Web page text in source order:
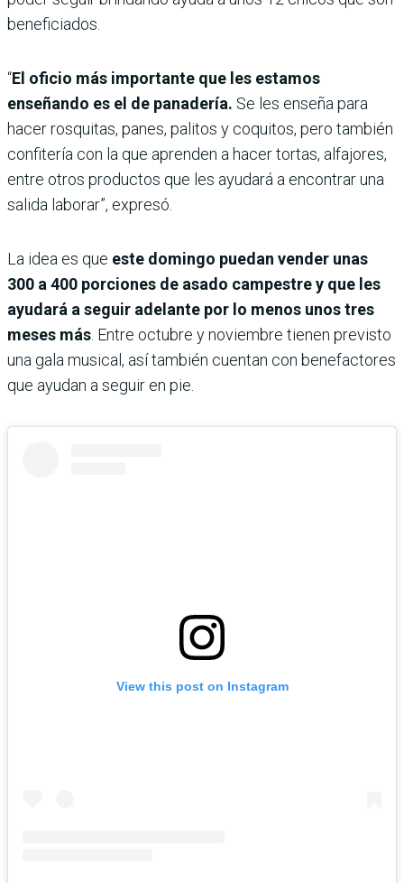
beneficiados.
“El oficio más importante que les estamos
enseñando es el de panadería. Se les enseña para
hacer rosquitas, panes, palitos y coquitos, pero también
confitería con la que aprenden a hacer tortas, alfajores,
entre otros productos que les ayudará a encontrar una
salida laborar”, expresó.
La idea es que este domingo puedan vender unas
300 a 400 porciones de asado campestre y que les
ayudará a seguir adelante por lo menos unos tres
meses más. Entre octubre y noviembre tienen previsto
una gala musical, así también cuentan con benefactores
que ayudan a seguir en pie.
View this post on Instagram